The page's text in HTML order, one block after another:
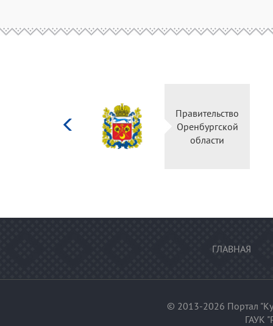
Правительство
Оренбургской
области
ГЛАВНАЯ
© 2013-2026 Портал
ГАУК